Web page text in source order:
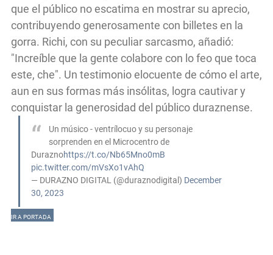
que el público no escatima en mostrar su aprecio,
contribuyendo generosamente con billetes en la
gorra. Richi, con su peculiar sarcasmo, añadió:
"Increíble que la gente colabore con lo feo que toca
este, che". Un testimonio elocuente de cómo el arte,
aun en sus formas más insólitas, logra cautivar y
conquistar la generosidad del público duraznense.
Un músico - ventrílocuo y su personaje
sorprenden en el Microcentro de
Duraznohttps://t.co/Nb65Mno0mB
pic.twitter.com/mVsXo1vAhQ
— DURAZNO DIGITAL (@duraznodigital) December
30, 2023
IR A PORTADA